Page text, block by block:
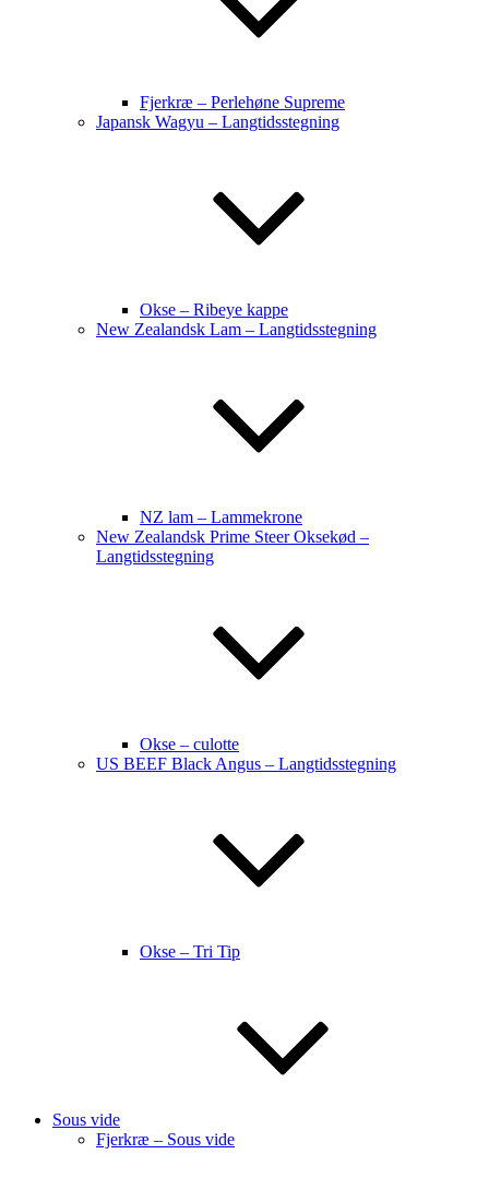
Fjerkræ – Perlehøne Supreme
Japansk Wagyu – Langtidsstegning
Okse – Ribeye kappe
New Zealandsk Lam – Langtidsstegning
NZ lam – Lammekrone
New Zealandsk Prime Steer Oksekød –
Langtidsstegning
Okse – culotte
US BEEF Black Angus – Langtidsstegning
Okse – Tri Tip
Sous vide
Fjerkræ – Sous vide